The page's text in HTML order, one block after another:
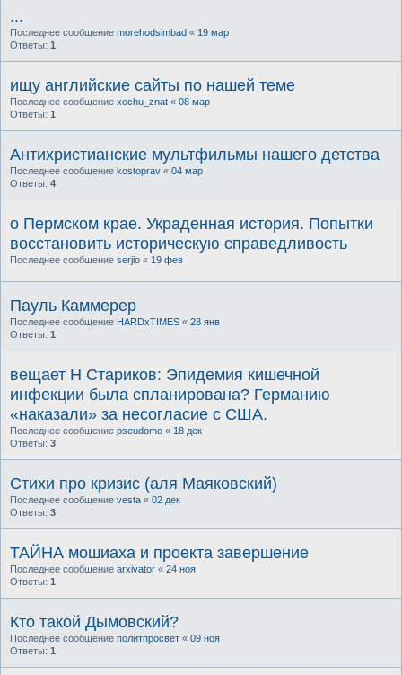
...
Последнее сообщение morehodsimbad « 19 мар
Ответы: 1
ищу английские сайты по нашей теме
Последнее сообщение xochu_znat « 08 мар
Ответы: 1
Антихристианские мультфильмы нашего детства
Последнее сообщение kostoprav « 04 мар
Ответы: 4
о Пермском крае. Украденная история. Попытки
восстановить историческую справедливость
Последнее сообщение serjio « 19 фев
Пауль Каммерер
Последнее сообщение HARDxTIMES « 28 янв
Ответы: 1
вещает Н Стариков: Эпидемия кишечной
инфекции была спланирована? Германию
«наказали» за несогласие с США.
Последнее сообщение pseudomo « 18 дек
Ответы: 3
Стихи про кризис (аля Маяковский)
Последнее сообщение vesta « 02 дек
Ответы: 3
ТАЙНА мошиаха и проекта завершение
Последнее сообщение arxivator « 24 ноя
Ответы: 1
Кто такой Дымовский?
Последнее сообщение политпросвет « 09 ноя
Ответы: 1